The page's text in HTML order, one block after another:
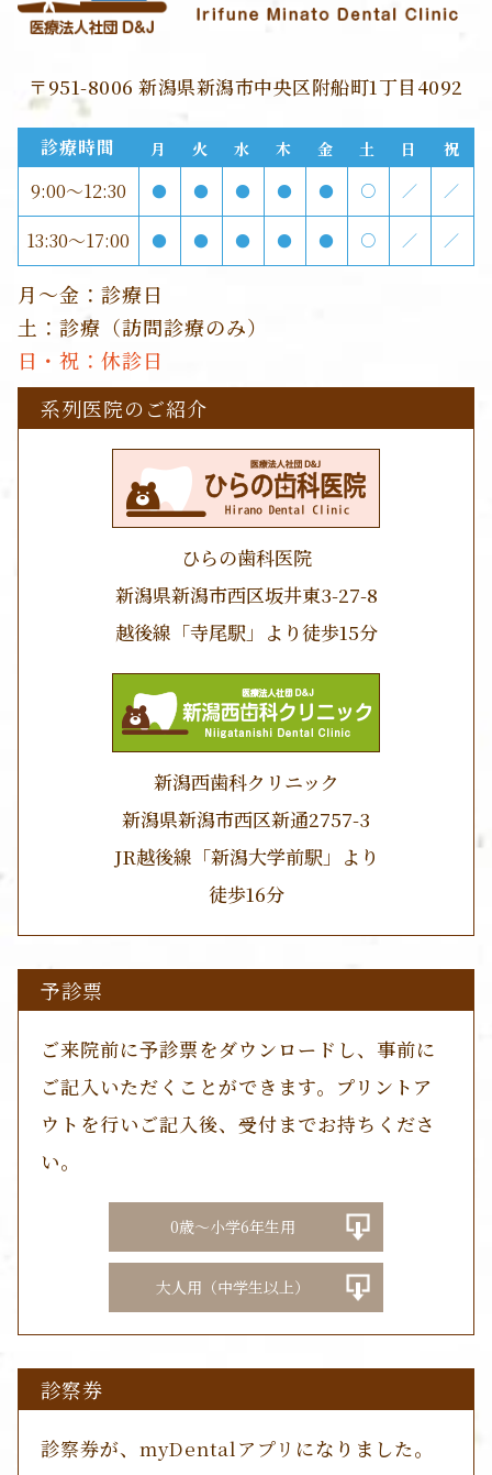
〒951-8006 新潟県新潟市中央区附船町1丁目4092
診療時間 月 火 水 木 金 土 日 祝
9:00～12:30 ● ● ● ● ● ○ ／ ／
13:30～17:00 ● ● ● ● ● ○ ／ ／
月～金：診療日
土：診療（訪問診療のみ）
日・祝：休診日
系列医院のご紹介
ひらの歯科医院
新潟県新潟市西区坂井東3-27-8
越後線「寺尾駅」より徒歩15分
新潟西歯科クリニック
新潟県新潟市西区新通2757-3
JR越後線「新潟大学前駅」より
徒歩16分
予診票
ご来院前に予診票をダウンロードし、事前に
ご記入いただくことができます。プリントア
ウトを行いご記入後、受付までお持ちくださ
い。
0歳～小学6年生用
大人用（中学生以上）
診察券
診察券が、 myDentalアプリ になりました。